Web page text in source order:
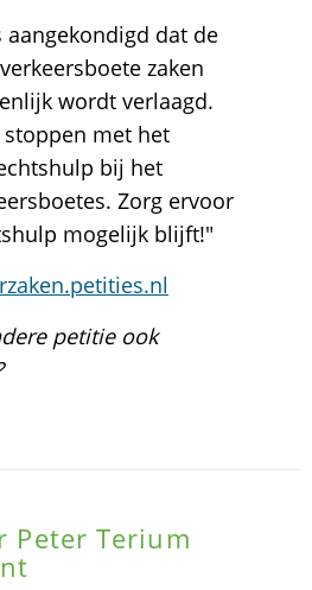
aangekondigd dat de
zaken
wordt verlaagd.
met het
bij het
Zorg ervoor
mogelijk blijft!"
petitie ook
Peter Terium